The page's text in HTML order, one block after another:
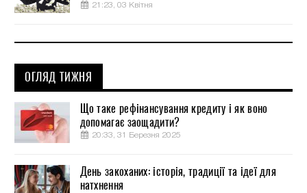
21:23, 03 Квітня
ОГЛЯД ТИЖНЯ
Що таке рефінансування кредиту і як воно
допомагає заощадити?
20:33, 31 Березня 2025
День закоханих: історія, традиції та ідеї для
натхнення